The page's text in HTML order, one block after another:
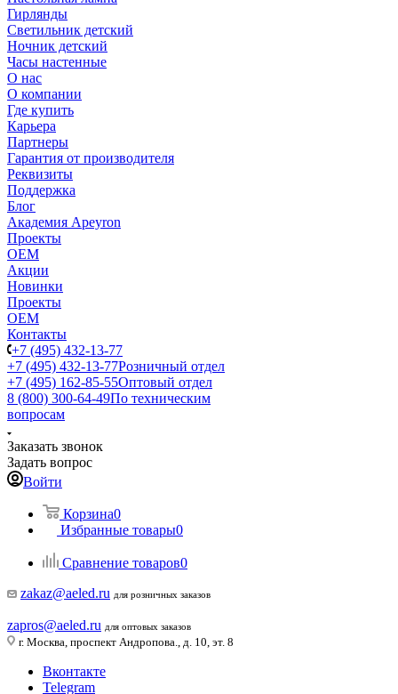
Гирлянды
Светильник детский
Ночник детский
Часы настенные
О нас
О компании
Где купить
Карьера
Партнеры
Гарантия от производителя
Реквизиты
Поддержка
Блог
Академия Apeyron
Проекты
ОЕМ
Акции
Новинки
Проекты
ОЕМ
Контакты
+7 (495) 432-13-77
+7 (495) 432-13-77Розничный отдел
+7 (495) 162-85-55Оптовый отдел
8 (800) 300-64-49По техническим
вопросам
Заказать звонок
Задать вопрос
Войти
Корзина0
Избранные товары0
Сравнение товаров0
zakaz@aeled.ru для розничных заказов
zapros@aeled.ru для оптовых заказов
г. Москва, проспект Андропова., д. 10, эт. 8
Вконтакте
Telegram